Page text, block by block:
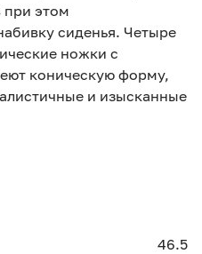
при этом
сиденья. Четыре
ножки с
коническую форму,
и изысканные
46.5